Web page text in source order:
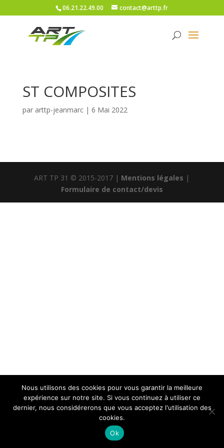
06.21.22.49.00 contact@arttp.fr
ST COMPOSITES
par arttp-jeanmarc| 6 Mai 2022
ART TP 31 © 2015-2017 | Mentions légales |
Formulaire de contact/devis
Nous utilisons des cookies pour vous garantir la meilleure
expérience sur notre site. Si vous continuez à utiliser ce
dernier, nous considérerons que vous acceptez l'utilisation des
cookies.
Ok